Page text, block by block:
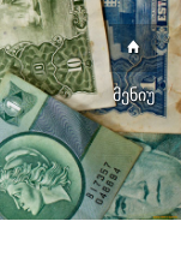
მენიუ